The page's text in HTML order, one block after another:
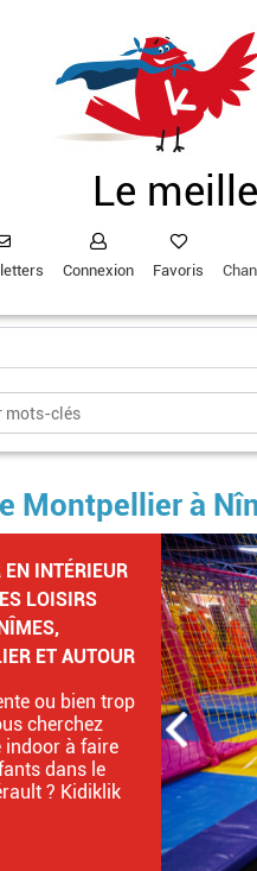
Le
Connexion Favoris
Montpellier à
: L’ESCAPE
SALOON
À
AVEC UN
immersif,
d’équipe…
cette sortie
en famille ou